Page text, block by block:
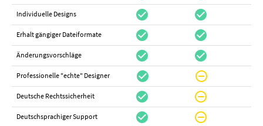
Individuelle Designs check_circle check_circle
Erhalt gängiger Dateiformate check_circle check_circle
Änderungsvorschläge check_circle check_circle
Professionelle "echte" Designer check_circle do_not_disturb_on
Deutsche Rechtssicherheit check_circle do_not_disturb_on
Deutschsprachiger Support check_circle do_not_disturb_on